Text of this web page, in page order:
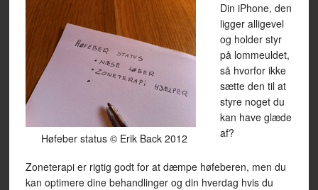
Høfeber status © Erik Back 2012
Din iPhone, den
ligger alligevel
og holder styr
på lommeuldet,
så hvorfor ikke
sætte den til at
styre noget du
kan have glæde
af?
Zoneterapi er rigtig godt for at dæmpe høfeberen, men du
kan optimere dine behandlinger og din hverdag hvis du